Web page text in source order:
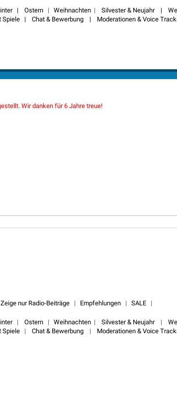
| Ostern | Weihnachten | Silvester & Neujahr|
Spiele| Chat & Bewerbung| Moderationen & Voice
Wir danken für 6 Jahre treue!
Zeige nur Radio-Beiträge| Empfehlungen| SALE|
| Ostern | Weihnachten | Silvester & Neujahr|
Spiele| Chat & Bewerbung| Moderationen & Voice